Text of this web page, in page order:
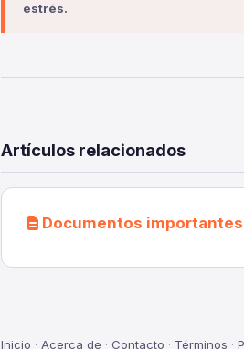
estrés.
Artículos relacionados
Documentos importantes
Inicio · Acerca de · Contacto · Términos ·